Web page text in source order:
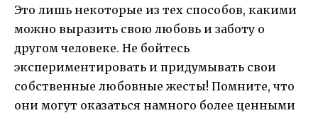
Это лишь некоторые из тех способов, какими
можно выразить свою любовь и заботу о
другом человеке. Не бойтесь
экспериментировать и придумывать свои
собственные любовные жесты! Помните, что
они могут оказаться намного более ценными